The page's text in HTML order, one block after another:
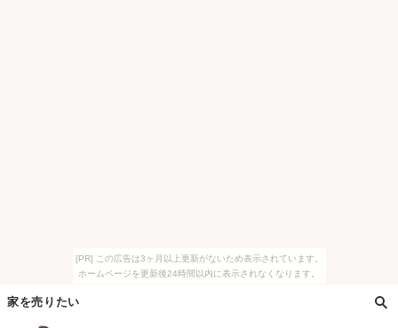
[PR] この広告は3ヶ月以上更新がないため表示されています。
ホームページを更新後24時間以内に表示されなくなります。
家を売りたい